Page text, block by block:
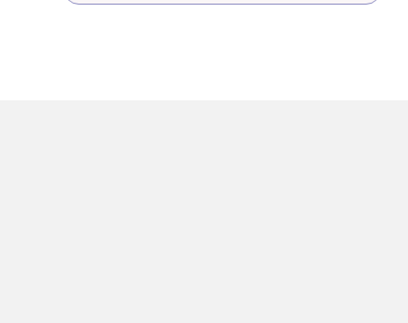
сайтом, если Вы не хотите, чтобы Ваши данные